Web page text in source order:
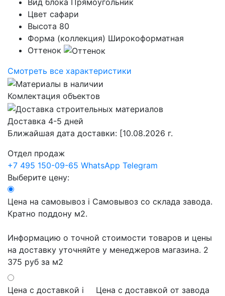
Цвет сафари
Высота 80
Форма (коллекция) Широкоформатная
Оттенок
Смотреть все характеристики
Комлектация объектов
Доставка 4-5 дней
Ближайшая дата доставки: [10.08.2026 г.
Отдел продаж
+7 495 150-09-65 WhatsApp Telegram
Выберите цену:
Цена на самовывоз i Самовывоз со склада завода.
Кратно поддону м2.
Информацию о точной стоимости товаров и цены
на доставку уточняйте у менеджеров магазина. 2
375 руб за м2
Цена с доставкой i
Цена с доставкой от завода